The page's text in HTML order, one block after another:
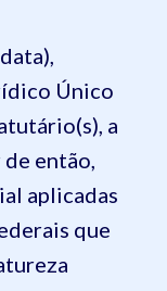
Único
a
então,
aplicadas
que